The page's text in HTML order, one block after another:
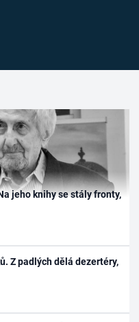
jeho knihy se stály fronty,
Z padlých dělá dezertéry,